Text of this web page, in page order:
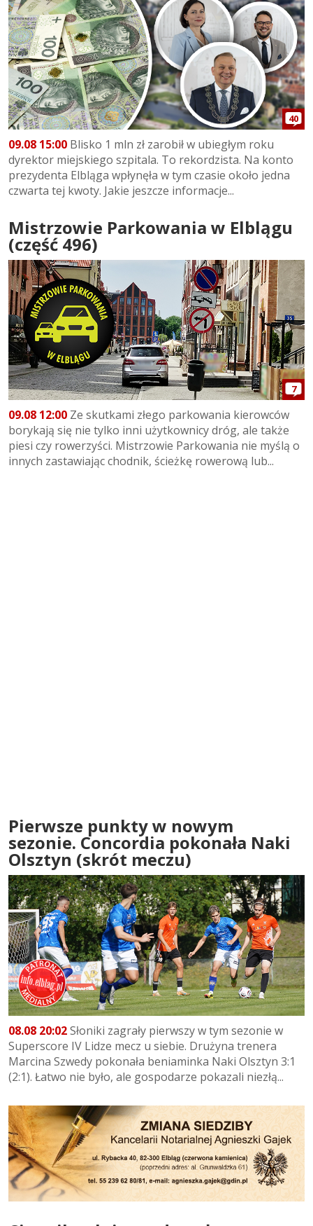
40
09.08 15:00 Blisko 1 mln zł zarobił w ubiegłym roku
dyrektor miejskiego szpitala. To rekordzista. Na konto
prezydenta Elbląga wpłynęła w tym czasie około jedna
czwarta tej kwoty. Jakie jeszcze informacje...
Mistrzowie Parkowania w Elblągu
(część 496)
7
09.08 12:00 Ze skutkami złego parkowania kierowców
borykają się nie tylko inni użytkownicy dróg, ale także
piesi czy rowerzyści. Mistrzowie Parkowania nie myślą o
innych zastawiając chodnik, ścieżkę rowerową lub...
Pierwsze punkty w nowym
sezonie. Concordia pokonała Naki
Olsztyn (skrót meczu)
08.08 20:02Słoniki zagrały pierwszy w tym sezonie w
Superscore IV Lidze mecz u siebie. Drużyna trenera
Marcina Szwedy pokonała beniaminka Naki Olsztyn 3:1
(2:1). Łatwo nie było, ale gospodarze pokazali niezłą...